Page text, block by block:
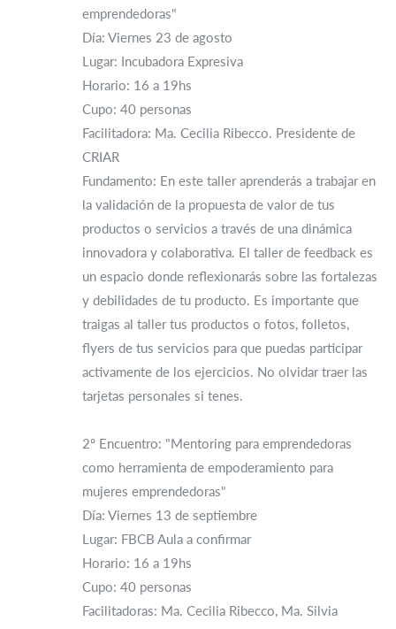
emprendedoras"
Día: Viernes 23 de agosto
Lugar: Incubadora Expresiva
Horario: 16 a 19hs
Cupo: 40 personas
Facilitadora: Ma. Cecilia Ribecco. Presidente de
CRIAR
Fundamento: En este taller aprenderás a trabajar en
la validación de la propuesta de valor de tus
productos o servicios a través de una dinámica
innovadora y colaborativa. El taller de feedback es
un espacio donde reflexionarás sobre las fortalezas
y debilidades de tu producto. Es importante que
traigas al taller tus productos o fotos, folletos,
flyers de tus servicios para que puedas participar
activamente de los ejercicios. No olvidar traer las
tarjetas personales si tenes.
2º Encuentro: "Mentoring para emprendedoras
como herramienta de empoderamiento para
mujeres emprendedoras"
Día: Viernes 13 de septiembre
Lugar: FBCB Aula a confirmar
Horario: 16 a 19hs
Cupo: 40 personas
Facilitadoras: Ma. Cecilia Ribecco, Ma. Silvia